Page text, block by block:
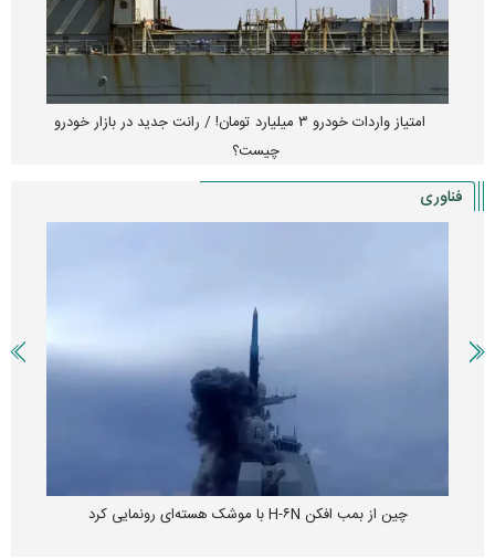
امتیاز واردات خودرو ۳ میلیارد تومان! / رانت جدید در بازار خودرو
چیست؟
فناوری
چین از بمب افکن H-۶N با موشک هسته‌ای رونمایی کرد